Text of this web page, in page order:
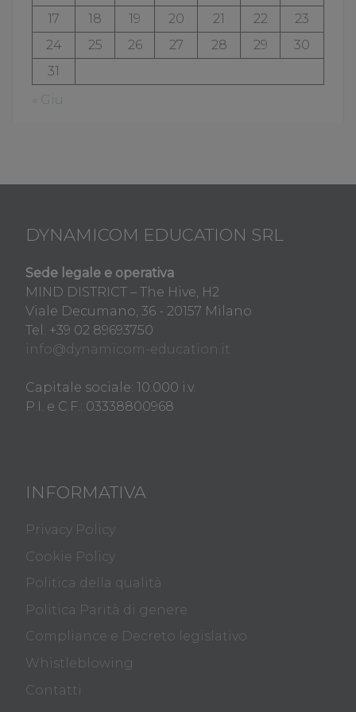
17 18 19 20 21 22
23
24
25 26 27 28 29
30
31
« Giu
DYNAMICOM EDUCATION SRL
Sede legale e operativa
MIND DISTRICT – The Hive, H2
Viale Decumano, 36 - 20157 Milano
Tel. +39 02 89693750
info@dynamicom-education.it
Capitale sociale: 10.000 i.v.
P.I. e C.F.: 03338800968
INFORMATIVA
Privacy Policy
Cookie Policy
Politica della qualità
Politica Parità di genere
Compliance e Decreto legislativo
Whistleblowing
Contatti